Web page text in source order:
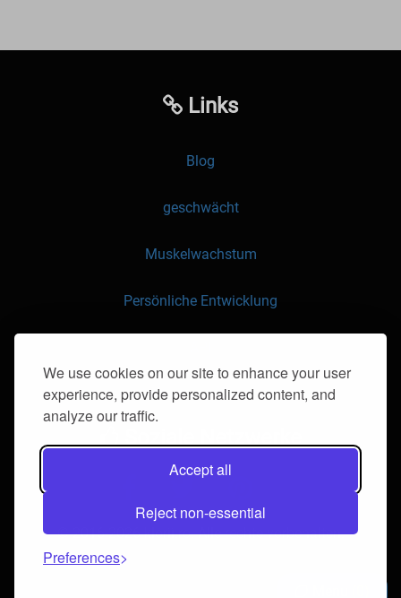
We use cookies on our site to enhance your user
experience, provide personalized content, and
analyze our traffic.
Accept all
Reject non-essential
Preferences
Links
Blog
geschwächt
Muskelwachstum
Persönliche Entwicklung
Kontaktieren Sie uns
© 2016-2026 klorii.ro. Alle rechte vorbehalten.